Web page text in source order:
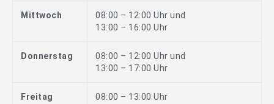
Mittwoch
08:00 – 12:00 Uhr und
13:00 – 16:00 Uhr
Donnerstag
08:00 – 12:00 Uhr und
13:00 – 17:00 Uhr
Freitag 08:00 – 13:00 Uhr